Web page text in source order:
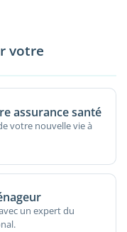
votre
assurance santé
votre nouvelle vie à
un expert du